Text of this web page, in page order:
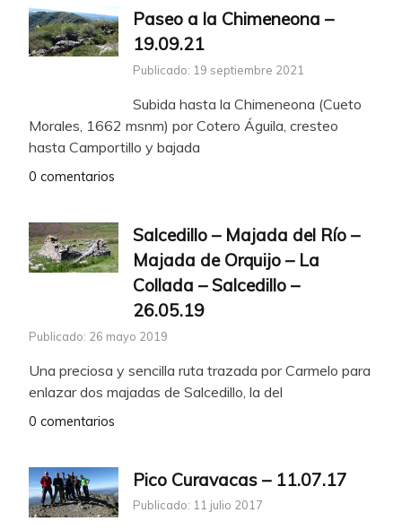
Paseo a la Chimeneona –
19.09.21
Publicado: 19 septiembre 2021
Subida hasta la Chimeneona (Cueto
Morales, 1662 msnm) por Cotero Águila, cresteo
hasta Camportillo y bajada
0 comentarios
Salcedillo – Majada del Río –
Majada de Orquijo – La
Collada – Salcedillo –
26.05.19
Publicado: 26 mayo 2019
Una preciosa y sencilla ruta trazada por Carmelo para
enlazar dos majadas de Salcedillo, la del
0 comentarios
Pico Curavacas – 11.07.17
Publicado: 11 julio 2017